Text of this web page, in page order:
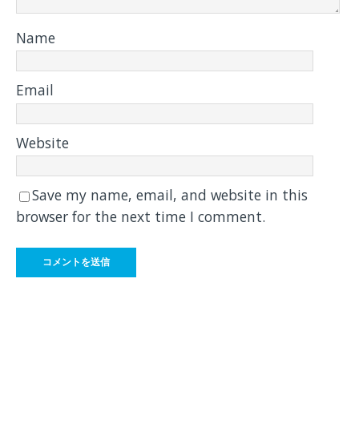
Name
Email
Website
Save my name, email, and website in this
browser for the next time I comment.